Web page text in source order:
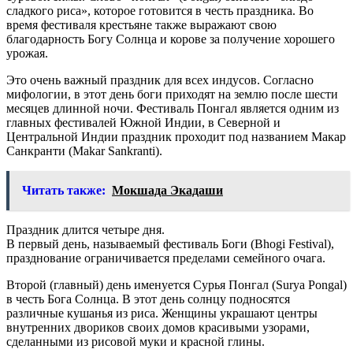
сладкого риса», которое готовится в честь праздника. Во
время фестиваля крестьяне также выражают свою
благодарность Богу Солнца и корове за получение хорошего
урожая.
Это очень важный праздник для всех индусов. Согласно
мифологии, в этот день боги приходят на землю после шести
месяцев длинной ночи. Фестиваль Понгал является одним из
главных фестивалей Южной Индии, в Северной и
Центральной Индии праздник проходит под названием Макар
Санкранти (Makar Sankranti).
Читать также: Мокшада Экадаши
Праздник длится четыре дня.
В первый день, называемый фестиваль Боги (Bhogi Festival),
празднование ограничивается пределами семейного очага.
Второй (главный) день именуется Сурья Понгал (Surya Pongal)
в честь Бога Солнца. В этот день солнцу подносятся
различные кушанья из риса. Женщины украшают центры
внутренних двориков своих домов красивыми узорами,
сделанными из рисовой муки и красной глины.